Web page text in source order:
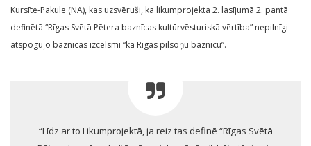
Kursīte-Pakule (NA), kas uzsvēruši, ka likumprojekta 2. lasījumā 2. pantā
definētā “Rīgas Svētā Pētera baznīcas kultūrvēsturiskā vērtība” nepilnīgi
atspoguļo baznīcas izcelsmi “kā Rīgas pilsoņu baznīcu”.
“Līdz ar to Likumprojektā, ja reiz tas definē “Rīgas Svētā